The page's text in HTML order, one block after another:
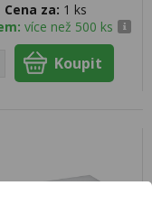
Cena za: 1 ks
více než 500 ks